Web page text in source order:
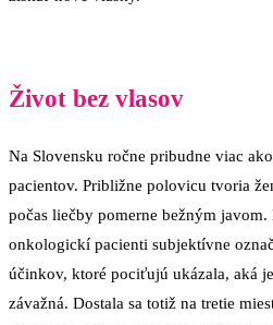
Život bez vlasov
Na Slovensku ročne pribudne viac
pacientov. Približne polovicu tvoria
počas liečby pomerne bežným
onkologickí pacienti subjektívne
účinkov, ktoré pociťujú ukázala, aká
závažná. Dostala sa totiž na tretie